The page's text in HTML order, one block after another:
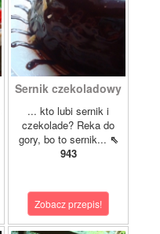
Sernik czekoladowy
... kto lubi sernik i
czekolade? Reka do
gory, bo to sernik... ⇖
943
Zobacz przepis!